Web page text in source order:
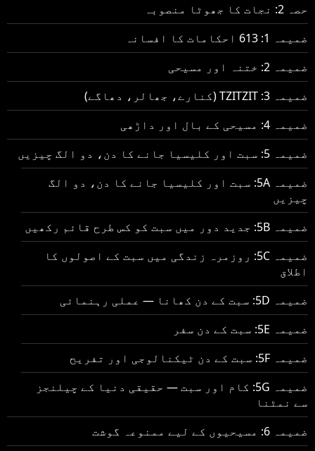
حصہ 2: نجات کا جھوٹا منصوبہ
ضمیمہ 1: 613 احکامات کا افسانہ
ضمیمہ 2: ختنہ اور مسیحی
ضمیمہ 3: TZITZIT (کنارے، جھالر، دھاگے)
ضمیمہ 4: مسیحی کے بال اور داڑھی
ضمیمہ 5: سبت اور کلیسیا جانے کا دن، دو الگ چیزیں
ضمیمہ 5A: سبت اور کلیسیا جانے کا دن، دو الگ
چیزیں
ضمیمہ 5B: جدید دور میں سبت کو کس طرح قائم رکھیں
ضمیمہ 5C: روزمرہ زندگی میں سبت کے اصولوں کا
اطلاق
ضمیمہ 5D: سبت کے دن کھانا — عملی رہنمائی
ضمیمہ 5E: سبت کے دن سفر
ضمیمہ 5F: سبت کے دن ٹیکنالوجی اور تفریح
ضمیمہ 5G: کام اور سبت — حقیقی دنیا کے چیلنجز
سے نمٹنا
ضمیمہ 6: مسیحیوں کے لیے ممنوعہ گوشت